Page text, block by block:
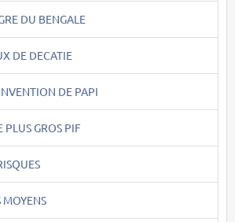
DU BENGALE
DE DECATIE
DE PAPI
PLUS GROS PIF
MOYENS